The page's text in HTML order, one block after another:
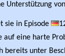
Unterstützung
sie in Episode
auf eine harte
bereits unter